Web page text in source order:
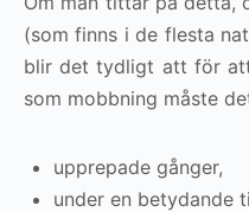
(som finns i de flesta
blir det tydligt att för
som mobbning måste
upprepade gånger,
under en betydande